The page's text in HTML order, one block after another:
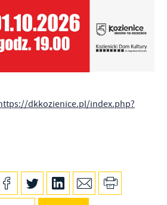
dkkozienice.pl/index.php?
pośredników prezentujących nasze
ofert, komunikatów mediów